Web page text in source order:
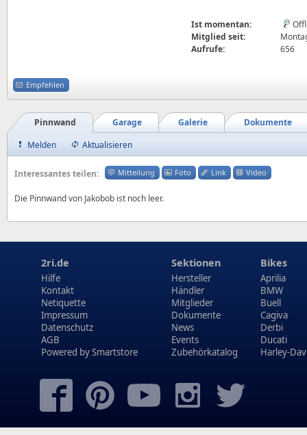
Ist momentan:
Mitglied seit:
Aufrufe:
656
Empfehlen
Dokumente
Galerie
Garage
Pinnwand
Melden
Aktualisieren
Interessantes teilen: Mitteilung Foto Link Video
Die Pinnwand von Jakobob ist noch leer.
2ri.de
Hilfe
Kontakt
Netiquette
Impressum
Datenschutz
AGB
Powered bySmartstore
Sektionen
Hersteller
Händler
Mitglieder
Dokumente
News
Events
Zubehörkatalog
Bikes
Aprilia
BMW
Buell
Cagiva
Derbi
Ducati
Harley-